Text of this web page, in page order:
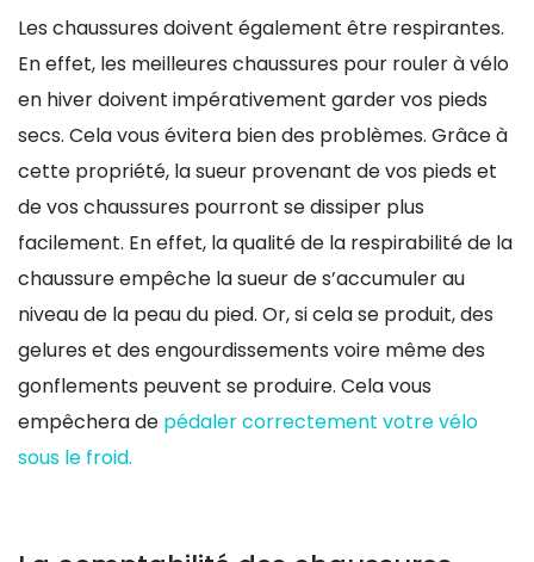
Les chaussures doivent également être respirantes.
En effet, les meilleures chaussures pour rouler à vélo
en hiver doivent impérativement garder vos pieds
secs. Cela vous évitera bien des problèmes. Grâce à
cette propriété, la sueur provenant de vos pieds et
de vos chaussures pourront se dissiper plus
facilement. En effet, la qualité de la respirabilité de la
chaussure empêche la sueur de s’accumuler au
niveau de la peau du pied. Or, si cela se produit, des
gelures et des engourdissements voire même des
gonflements peuvent se produire. Cela vous
empêchera de pédaler correctement votre vélo
sous le froid.